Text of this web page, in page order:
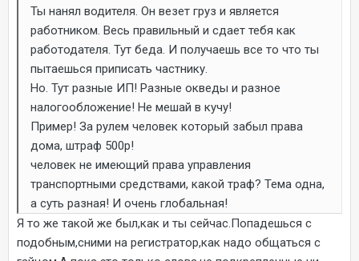
Ты нанял водителя. Он везет груз и является
работником. Весь правильный и сдает тебя как
работодателя. Тут беда. И получаешь все то что ты
пытаешься приписать частнику.
Но. Тут разные ИП! Разные окведы и разное
налогообложение! Не мешай в кучу!
Пример! За рулем человек который забыл права
дома, штраф 500р!
человек не имеющий права управления
транспортными средствами, какой траф? Тема одна,
а суть разная! И очень глобальная!
Я то же такой же был,как и ты сейчас.Попадешься с
подобным,сними на регистратор,как надо общаться с